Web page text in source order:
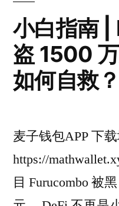
小白指南 |
盗 1500
如何自救？
麦子钱包APP 下载
https://
目 Furucombo 被